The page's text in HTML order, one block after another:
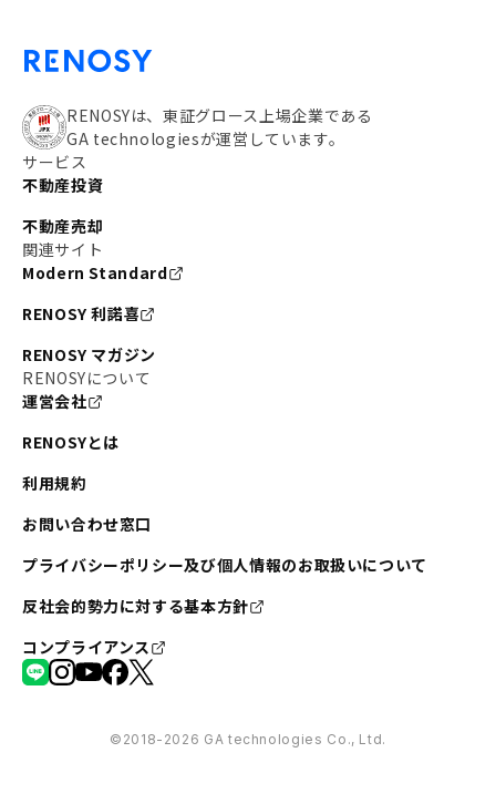
RENOSYは、東証グロース上場企業である
GA technologiesが運営しています。
サービス
不動産投資
不動産売却
関連サイト
Modern Standard
RENOSY 利諾喜
RENOSY マガジン
RENOSYについて
運営会社
RENOSYとは
利用規約
お問い合わせ窓口
プライバシーポリシー及び個人情報のお取扱いについて
反社会的勢力に対する基本方針
コンプライアンス
©︎2018-2026 GA technologies Co., Ltd.